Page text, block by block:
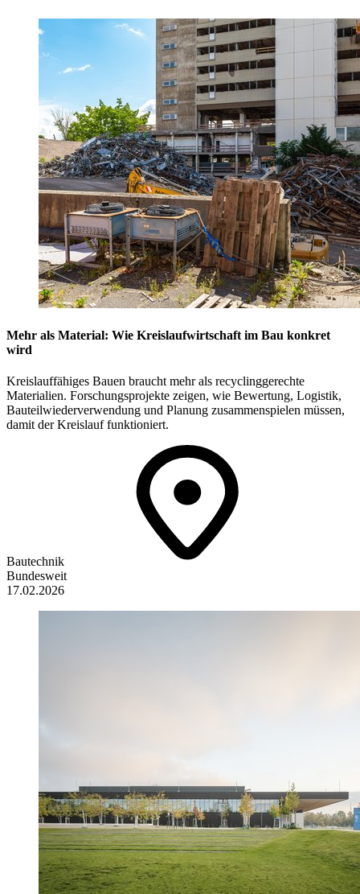
Mehr als Material: Wie Kreislaufwirtschaft im Bau konkret
wird
Kreislauffähiges Bauen braucht mehr als recyclinggerechte
Materialien. Forschungsprojekte zeigen, wie Bewertung, Logistik,
Bauteilwiederverwendung und Planung zusammenspielen müssen,
damit der Kreislauf funktioniert.
Bautechnik
Bundesweit
17.02.2026